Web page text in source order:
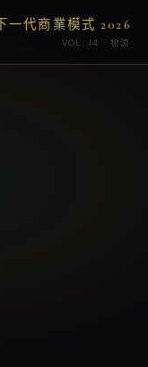
下一代商業模式 2026
VOL. 14 · 物流